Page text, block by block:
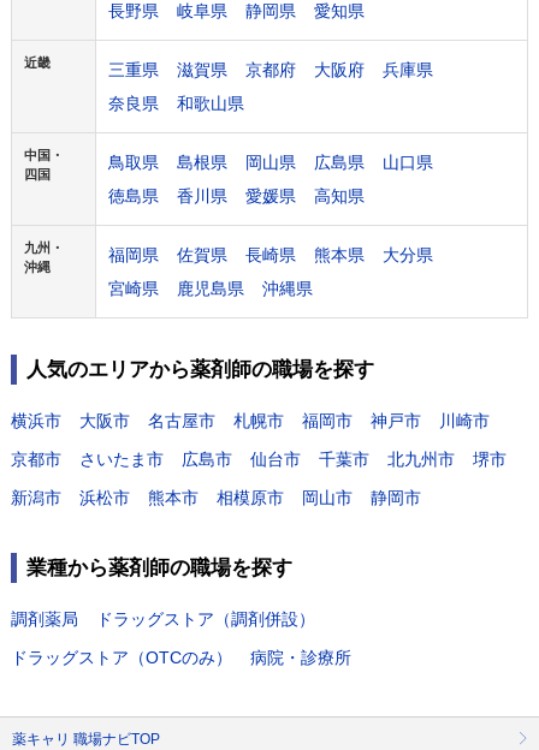
長野県
岐阜県 静岡県 愛知県
近畿 三重県 滋賀県 京都府 大阪府
兵庫県
奈良県
和歌山県
中国・
四国
鳥取県 島根県 岡山県 広島県
山口県
徳島県
香川県 愛媛県 高知県
九州・
沖縄
福岡県 佐賀県 長崎県 熊本県
大分県
宮崎県
鹿児島県 沖縄県
人気のエリアから薬剤師の職場を探す
横浜市 大阪市 名古屋市 札幌市 福岡市 神戸市
川崎市
京都市
さいたま市 広島市 仙台市 千葉市 北九州市
堺市
新潟市
浜松市 熊本市 相模原市 岡山市 静岡市
業種から薬剤師の職場を探す
調剤薬局
ドラッグストア（調剤併設）
ドラッグストア（OTCのみ）
病院・診療所
薬キャリ 職場ナビTOP